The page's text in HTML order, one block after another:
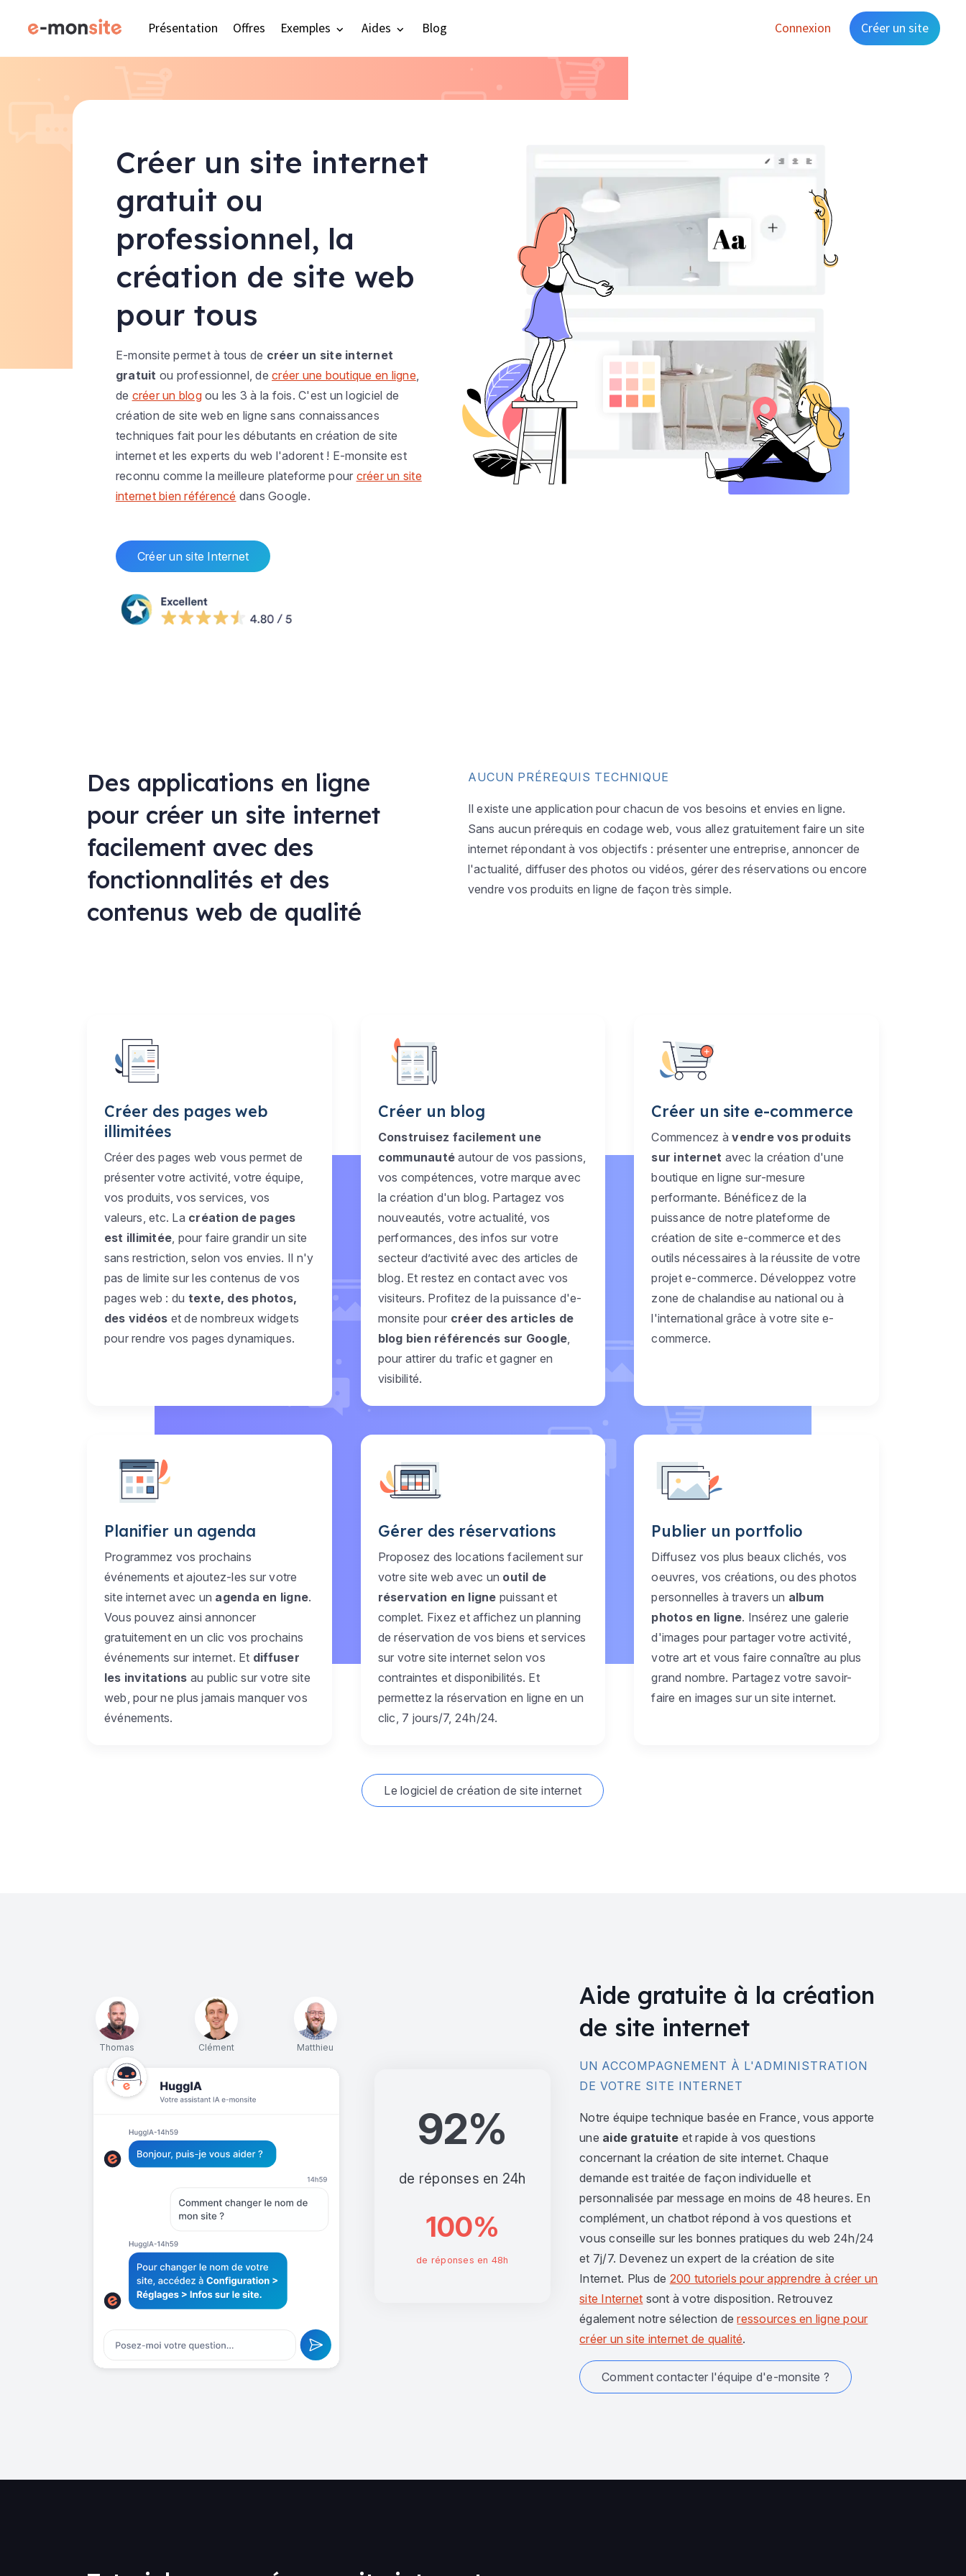
Présentation Offres Exemples Aides Blog Connexion Créer un site
Créer un site internet
gratuit ou
professionnel, la
création de site web
pour tous
E-monsite permet à tous de créer un site internet
gratuit ou professionnel, decréer une boutique en ligne,
de créer un blogou les 3 à la fois. C'est un logiciel de
création de site web en ligne sans connaissances
techniques fait pour les débutants en création de site
internet et les experts du web l'adorent ! E-monsite est
reconnu comme la meilleure plateforme pour créer un site
internet bien référencé dans Google.
Créer un site Internet
Des applications en ligne
pour créer un site internet
facilement avec des
fonctionnalités et des
contenus web de qualité
AUCUN PRÉREQUIS TECHNIQUE
Il existe une application pour chacun de vos besoins et envies en ligne.
Sans aucun prérequis en codage web, vous allez gratuitement faire un site
internet répondant à vos objectifs : présenter une entreprise, annoncer de
l'actualité, diffuser des photos ou vidéos, gérer des réservations ou encore
vendre vos produits en ligne de façon très simple.
Créer des pages web
illimitées
Créer des pages web vous permet de
présenter votre activité, votre équipe,
vos produits, vos services, vos
valeurs, etc. La création de pages
est illimitée , pour faire grandir un site
sans restriction, selon vos envies. Il n'y
pas de limite sur les contenus de vos
pages web : du texte, des photos,
des vidéos et de nombreux widgets
pour rendre vos pages dynamiques.
Créer un blog
Construisez facilement une
communauté autour de vos passions,
vos compétences, votre marque avec
la création d'un blog. Partagez vos
nouveautés, votre actualité, vos
performances, des infos sur votre
secteur d’activité avec des articles de
blog. Et restez en contact avec vos
visiteurs. Profitez de la puissance d'e-
monsite pour créer des articles de
blog bien référencés sur Google
pour attirer du trafic et gagner en
visibilité.
Créer un site e-commerce
Commencez àvendre vos produits
sur internet avec la création d'une
boutique en ligne sur-mesure
performante. Bénéficez de la
puissance de notre plateforme de
création de site e-commerce et des
outils nécessaires à la réussite de votre
projet e-commerce. Développez votre
zone de chalandise au national ou à
l'international grâce à votre site e-
commerce.
Planifier un agenda
Programmez vos prochains
événements et ajoutez-les sur votre
site internet avec un agenda en ligne.
Vous pouvez ainsi annoncer
gratuitement en un clic vos prochains
événements sur internet. Et diffuser
les invitations au public sur votre site
web, pour ne plus jamais manquer vos
événements.
Gérer des réservations
Proposez des locations facilement sur
votre site web avec un outil de
réservation en ligne puissant et
complet. Fixez et affichez un planning
de réservation de vos biens et services
sur votre site internet selon vos
contraintes et disponibilités. Et
permettez la réservation en ligne en un
clic, 7 jours/7, 24h/24.
Publier un portfolio
Diffusez vos plus beaux clichés, vos
oeuvres, vos créations, ou des photos
personnelles à travers un album
photos en ligne. Insérez une galerie
d'images pour partager votre activité,
votre art et vous faire connaître au plus
grand nombre. Partagez votre savoir-
faire en images sur un site internet.
Le logiciel de création de site internet
Thomas Clément Matthieu
92%
de réponses en 24h
100%
de réponses en 48h
Aide gratuite à la création
de site internet
UN ACCOMPAGNEMENT À L'ADMINISTRATION
DE VOTRE SITE INTERNET
Notre équipe technique basée en France, vous apporte
une aide gratuite et rapide à vos questions
concernant la création de site internet. Chaque
demande est traitée de façon individuelle et
personnalisée par message en moins de 48 heures. En
complément, un chatbot répond à vos questions et
vous conseille sur les bonnes pratiques du web 24h/24
et 7j/7. Devenez un expert de la création de site
Internet. Plus de 200 tutoriels pour apprendre à créer un
site Internet sont à votre disposition. Retrouvez
également notre sélection deressources en ligne pour
créer un site internet de qualité.
Comment contacter l'équipe d'e-monsite ?